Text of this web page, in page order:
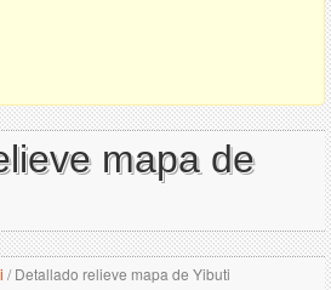
mapa de
/Detallado relieve mapa de Yibuti